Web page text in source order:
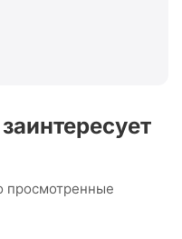
просмотренные